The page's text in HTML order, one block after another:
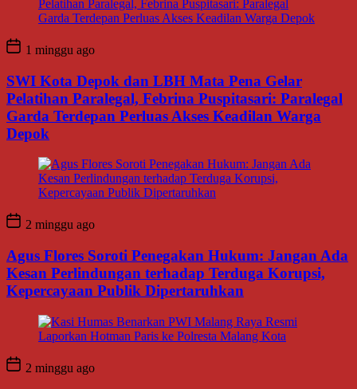
1 minggu ago
SWI Kota Depok dan LBH Mata Pena Gelar
Pelatihan Paralegal, Febrina Puspitasari: Paralegal
Garda Terdepan Perluas Akses Keadilan Warga
Depok
2 minggu ago
Agus Flores Soroti Penegakan Hukum: Jangan Ada
Kesan Perlindungan terhadap Terduga Korupsi,
Kepercayaan Publik Dipertaruhkan
2 minggu ago